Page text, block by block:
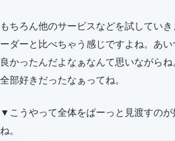
もちろん他のサービスなどを試してい
ーダーと比べちゃう感じですよね。あ
良かったんだよなぁなんて思いながら
全部好きだったなぁってね。
▼こうやって全体をぱーっと見渡すのが
ね。